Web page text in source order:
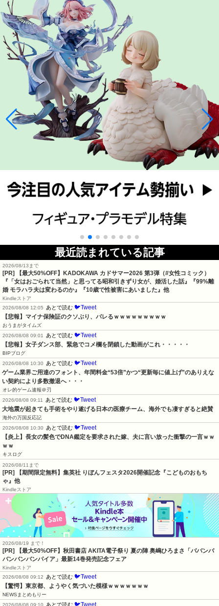
最近読まれている記事
2026/08/13まで
[PR]
【最大50%OFF】KADOKAWA カドサマー2026 第3弾（#女性コミック）
『「女はおごられて当然」と思ってる昭和引きずり女が、婚活した話』『99%離
婚 モラハラ夫は変わるのか』『10歳で性被害にあいました』他
Kindleストア
2026/08/08 12:05
あとで読む 🐦Tweet
【悲報】マイナ保険証のクソぶり、バレるｗｗｗｗｗｗｗｗｗ
おうまがタイムズ
2026/08/08 09:01
あとで読む 🐦Tweet
【悲報】女子ダンス部、緊急でコメ欄を閉鎖した動画がこれ・・・・・
BIPブログ
2026/08/08 10:30
あとで読む 🐦Tweet
ゲーム業界ご用達のフォント、年間料金“53倍”かつ“更新毎に値上げ”のありえな
い契約により多数撤退へ・・・
オレ的ゲーム速報＠刃
2026/08/08 09:11
あとで読む 🐦Tweet
大地震が起きても手術をやり遂げる日本の医療チーム、海外でも凄すぎると絶賛
海外の万国反応記
2026/08/08 10:30
あとで読む 🐦Tweet
【炎上】長女の髪色でDNA鑑定を要求された嫁、夫に言い放った衝撃の一言ｗｗ
ｗｗ
キスログ
2026/08/11まで
[PR] 【期間限定無料】集英社 りぼんフェスタ2026開催記念『こどものおもち
ゃ』他
Kindleストア
2026/08/19 まで！
[PR] 【最大50%OFF】秋田書店 AKITA電子祭り 夏の陣 奥嶋ひろまさ「ババンバ
バンバンバンパイア」最新14巻発売記念フェア
Kindleストア
2026/08/08 09:12
あとで読む 🐦Tweet
【驚愕】東京都、ようやく気づいた模様ｗｗｗｗｗｗｗ
NEWSまとめもりー
2026/08/08 09:10
あとで読む